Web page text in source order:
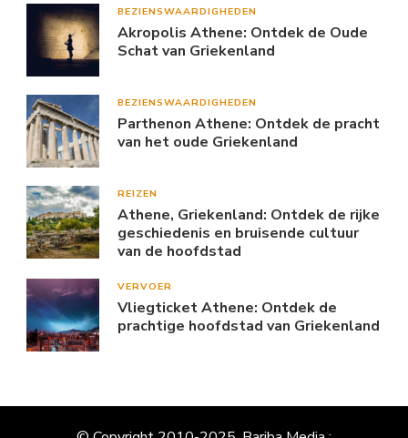
BEZIENSWAARDIGHEDEN
Akropolis Athene: Ontdek de Oude
Schat van Griekenland
BEZIENSWAARDIGHEDEN
Parthenon Athene: Ontdek de pracht
van het oude Griekenland
REIZEN
Athene, Griekenland: Ontdek de rijke
geschiedenis en bruisende cultuur
van de hoofdstad
VERVOER
Vliegticket Athene: Ontdek de
prachtige hoofdstad van Griekenland